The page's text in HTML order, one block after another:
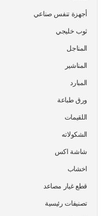
أجهزة تنفس صناعي
ثوب خليجي
المناجل
المناشير
المبارد
ورق طباعة
اللقيمات
الشكولاته
شاشة اكس
اخشاب
قطع غيار مصاعد
تصنيفات رئيسية